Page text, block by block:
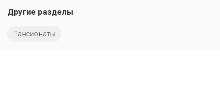
Другие разделы
Пансионаты